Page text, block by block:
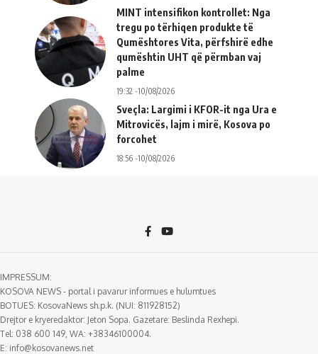
MINT intensifikon kontrollet: Nga
tregu po tërhiqen produkte të
Qumështores Vita, përfshirë edhe
qumështin UHT që përmban vaj
palme
19:32 -10/08/2026
Sveçla: Largimi i KFOR-it nga Ura e
Mitrovicës, lajm i mirë, Kosova po
forcohet
18:56 -10/08/2026
IMPRESSUM:
KOSOVA NEWS - portal i pavarur informues e hulumtues
BOTUES: KosovaNews sh.p.k. (NUI: 811928152)
Drejtor e kryeredaktor: Jeton Sopa. Gazetare: Beslinda Rexhepi.
Tel: 038 600 149, WA: +38346100004.
E: info@kosovanews.net